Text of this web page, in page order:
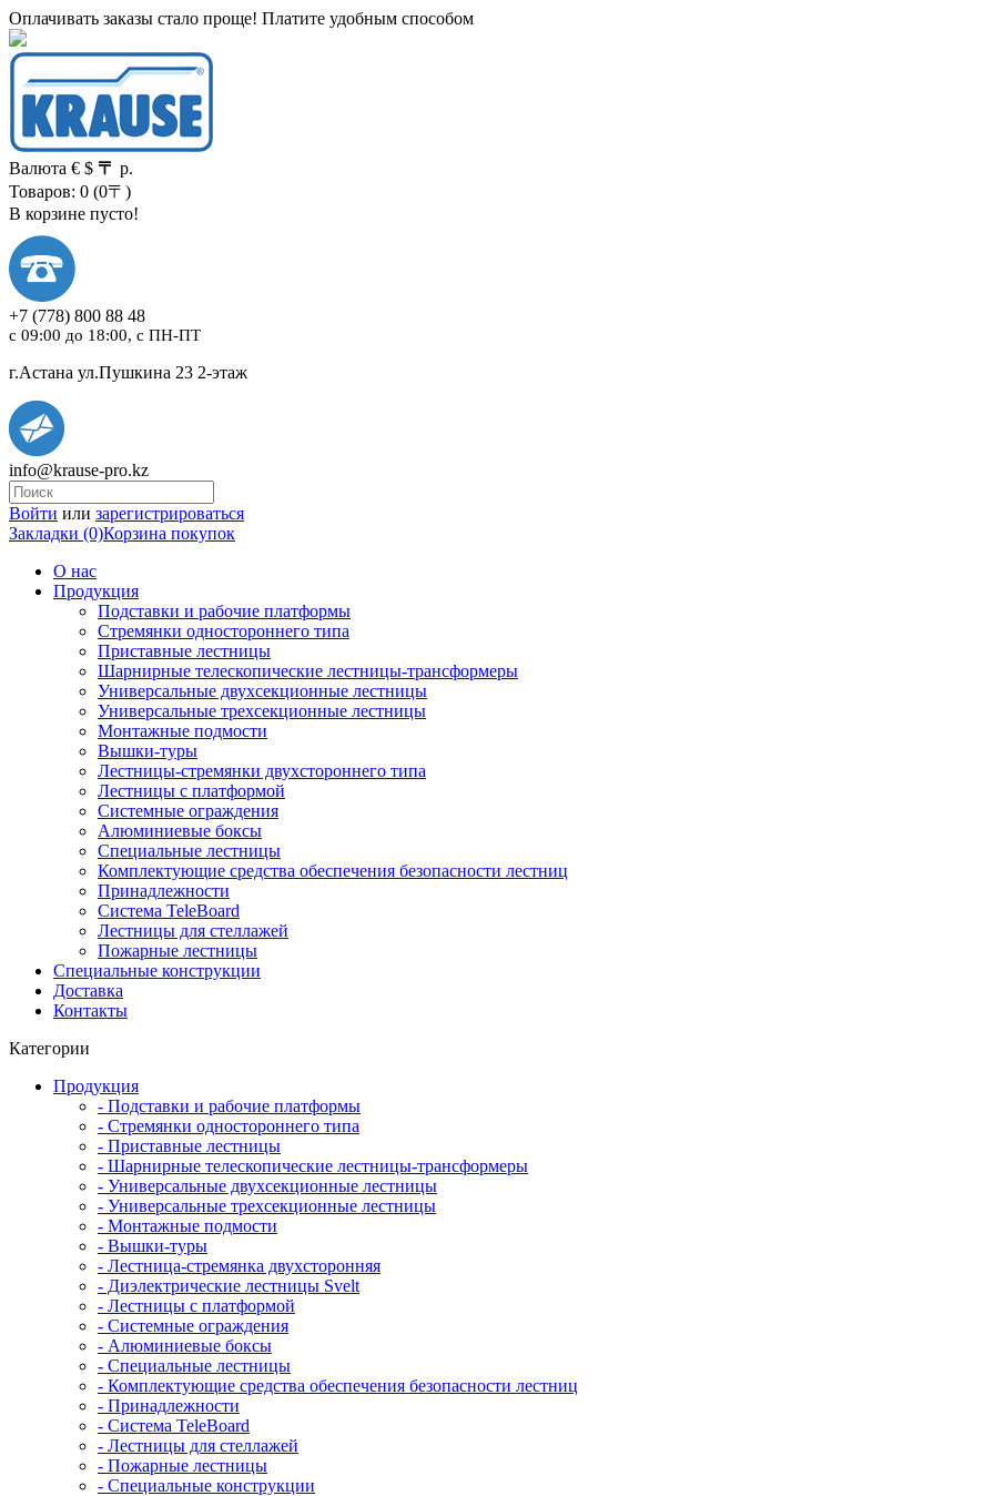
Оплачивать заказы стало проще! Платите удобным способом
Валюта € $ 〒 р.
Товаров: 0 (0〒)
В корзине пусто!
+7 (778) 800 88 48
с 09:00 до 18:00, с ПН-ПТ
г.Астана ул.Пушкина 23 2-этаж
info@krause-pro.kz
Войти или зарегистрироваться
Закладки (0)Корзина покупок
О нас
Продукция
Подставки и рабочие платформы
Стремянки одностороннего типа
Приставные лестницы
Шарнирные телескопические лестницы-трансформеры
Универсальные двухсекционные лестницы
Универсальные трехсекционные лестницы
Монтажные подмости
Вышки-туры
Лестницы-стремянки двухстороннего типа
Лестницы с платформой
Системные ограждения
Алюминиевые боксы
Специальные лестницы
Комплектующие средства обеспечения безопасности лестниц
Принадлежности
Система TeleBoard
Лестницы для стеллажей
Пожарные лестницы
Специальные конструкции
Доставка
Контакты
Категории
Продукция
- Подставки и рабочие платформы
- Стремянки одностороннего типа
- Приставные лестницы
- Шарнирные телескопические лестницы-трансформеры
- Универсальные двухсекционные лестницы
- Универсальные трехсекционные лестницы
- Монтажные подмости
- Вышки-туры
- Лестница-стремянка двухсторонняя
- Диэлектрические лестницы Svelt
- Лестницы с платформой
- Системные ограждения
- Алюминиевые боксы
- Специальные лестницы
- Комплектующие средства обеспечения безопасности лестниц
- Принадлежности
- Система TeleBoard
- Лестницы для стеллажей
- Пожарные лестницы
- Специальные конструкции